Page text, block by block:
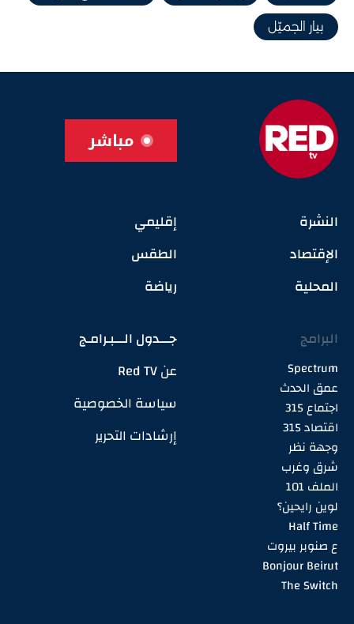
بيار الجميّل
مباشر
النشرة
الإقتصاد
المحلية
إقليمي
الطقس
رياضة
البرامج
Spectrum
عمق الحدث
اجتماع 315
اقتصاد 315
وجهة نظر
شرق وغرب
الملف 101
لوين رايحين؟
Half Time
ع صنوبر بيروت
Bonjour Beirut
The Switch
جـــدول الـــبـرامـج
عن Red TV
سياسة الخصوصية
إرشادات التحرير